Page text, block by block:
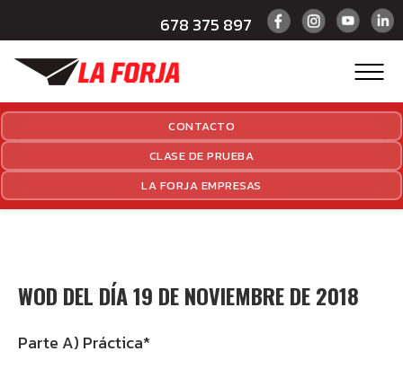
678 375 897
CONTACTO
CLASE DE PRUEBA
LA FORJA EMPRESAS
WOD DEL DÍA 19 DE NOVIEMBRE DE 2018
Parte A) Práctica*